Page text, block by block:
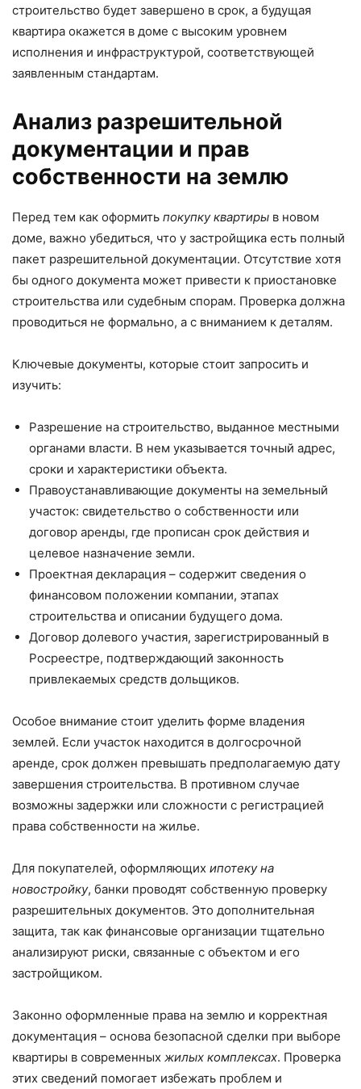
строительство будет завершено в срок, а будущая
квартира окажется в доме с высоким уровнем
исполнения и инфраструктурой, соответствующей
заявленным стандартам.
Анализ разрешительной
документации и прав
собственности на землю
Перед тем как оформить покупку квартиры в новом
доме, важно убедиться, что у застройщика есть полный
пакет разрешительной документации. Отсутствие хотя
бы одного документа может привести к приостановке
строительства или судебным спорам. Проверка должна
проводиться не формально, а с вниманием к деталям.
Ключевые документы, которые стоит запросить и
изучить:
Разрешение на строительство, выданное местными
органами власти. В нем указывается точный адрес,
сроки и характеристики объекта.
Правоустанавливающие документы на земельный
участок: свидетельство о собственности или
договор аренды, где прописан срок действия и
целевое назначение земли.
Проектная декларация – содержит сведения о
финансовом положении компании, этапах
строительства и описании будущего дома.
Договор долевого участия, зарегистрированный в
Росреестре, подтверждающий законность
привлекаемых средств дольщиков.
Особое внимание стоит уделить форме владения
землей. Если участок находится в долгосрочной
аренде, срок должен превышать предполагаемую дату
завершения строительства. В противном случае
возможны задержки или сложности с регистрацией
права собственности на жилье.
Для покупателей, оформляющих ипотеку на
новостройку, банки проводят собственную проверку
разрешительных документов. Это дополнительная
защита, так как финансовые организации тщательно
анализируют риски, связанные с объектом и его
застройщиком.
Законно оформленные права на землю и корректная
документация – основа безопасной сделки при выборе
квартиры в современных жилых комплексах. Проверка
этих сведений помогает избежать проблем и